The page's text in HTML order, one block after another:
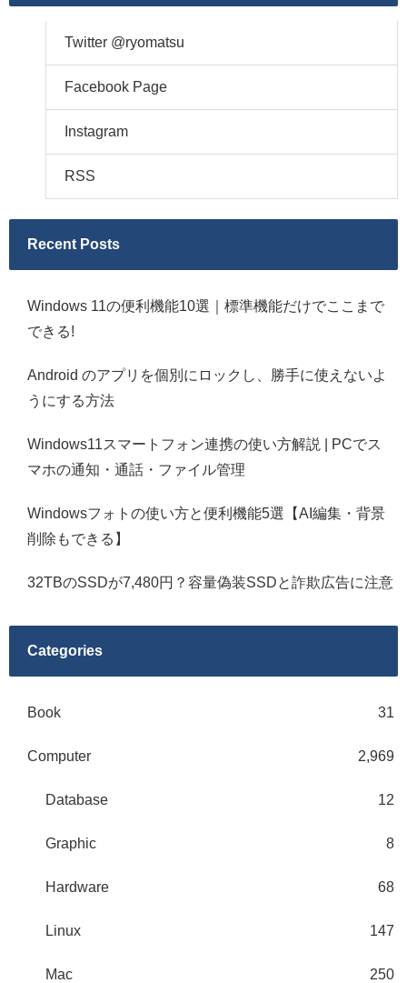
Twitter @ryomatsu
Facebook Page
Instagram
RSS
Recent Posts
Windows 11の便利機能10選｜標準機能だけでここまで
できる!
Android のアプリを個別にロックし、勝手に使えないよ
うにする方法
Windows11スマートフォン連携の使い方解説 | PCでス
マホの通知・通話・ファイル管理
Windowsフォトの使い方と便利機能5選【AI編集・背景
削除もできる】
32TBのSSDが7,480円？容量偽装SSDと詐欺広告に注意
Categories
Book 31
Computer 2,969
Database 12
Graphic 8
Hardware 68
Linux 147
Mac 250